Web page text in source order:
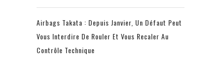
Airbags Takata : Depuis Janvier, Un Défaut Peut
Vous Interdire De Rouler Et Vous Recaler Au
Contrôle Technique